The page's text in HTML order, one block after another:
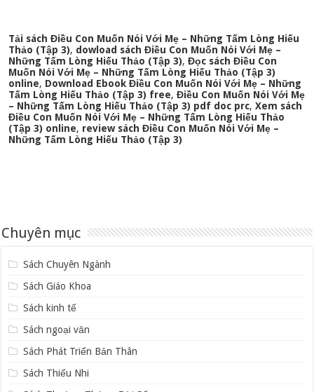
Tải sách Điều Con Muốn Nói Với Mẹ – Những Tấm Lòng Hiếu
Thảo (Tập 3), dowload sách Điều Con Muốn Nói Với Mẹ –
Những Tấm Lòng Hiếu Thảo (Tập 3),Đọc sách Điều Con
Muốn Nói Với Mẹ – Những Tấm Lòng Hiếu Thảo (Tập 3)
online, Download Ebook Điều Con Muốn Nói Với Mẹ – Những
Tấm Lòng Hiếu Thảo (Tập 3) free,Điều Con Muốn Nói Với Mẹ
– Những Tấm Lòng Hiếu Thảo (Tập 3) pdf doc prc,Xem sách
Điều Con Muốn Nói Với Mẹ – Những Tấm Lòng Hiếu Thảo
(Tập 3) online, review sách Điều Con Muốn Nói Với Mẹ –
Những Tấm Lòng Hiếu Thảo (Tập 3)
Chuyên mục
Sách Chuyên Ngành
Sách Giáo Khoa
Sách kinh tế
Sách ngoại văn
Sách Phát Triển Bản Thân
Sách Thiếu Nhi